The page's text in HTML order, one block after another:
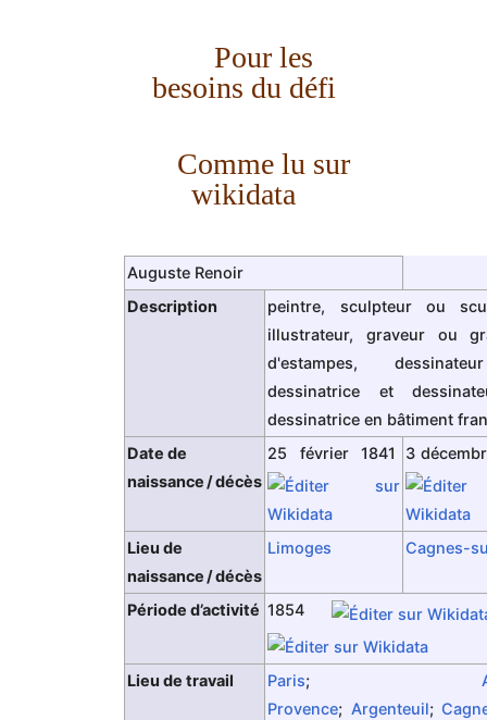
Pour les
besoins du défi
Comme lu sur
wikidata
Auguste Renoir
Description
peintre, sculpteur ou
illustrateur, graveur ou
d'estampes,
dessinatrice et
dessinatrice en bâtiment
Date de
naissance / décès
25 février 1841 3
Lieu de
naissance / décès
Limoges Cagnes-
Période d’activité 1854
Lieu de travail Paris;
Provence; Argenteuil;